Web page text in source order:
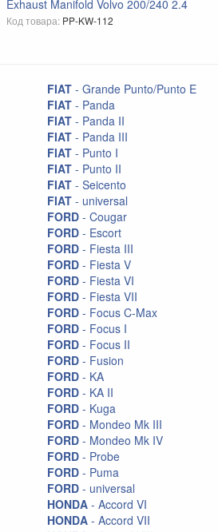
Exhaust Manifold Volvo 200/240 2.4
Код товара: PP-KW-112
FIAT - Grande Punto/Punto E
FIAT - Panda
FIAT - Panda II
FIAT - Panda III
FIAT - Punto I
FIAT - Punto II
FIAT - Seicento
FIAT - universal
FORD - Cougar
FORD - Escort
FORD - Fiesta III
FORD - Fiesta V
FORD - Fiesta VI
FORD - Fiesta VII
FORD - Focus C-Max
FORD - Focus I
FORD - Focus II
FORD - Fusion
FORD - KA
FORD - KA II
FORD - Kuga
FORD - Mondeo Mk III
FORD - Mondeo Mk IV
FORD - Probe
FORD - Puma
FORD - universal
HONDA - Accord VI
HONDA - Accord VII